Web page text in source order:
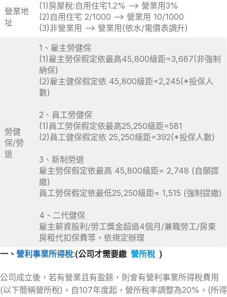
營業地
址
(1)房屋稅:自用住宅1.2% –> 營業用3%
(2)自用住宅 2/1000 –> 營業用 10/1000
(3)非營業用 –> 營業用(依水/電價表調升)
勞健
保/勞
退
1、雇主勞健保
(1)雇主勞保假定依最高45,800級距=3,687(非強制
納保)
(2)雇主健保假定依 45,800級距=2,245(*投保人
數)
2、員工勞健保
(1)員工勞保假定依最高25,250級距=581
(2)員工健保假定依 25,250級距=392(*投保人數)
3、新制勞退
雇主勞保假定依最高 45,800級距= 2,748 (自願提
繳)
員工勞保假定依最低25,250級距= 1,515 (強制提繳)
4、二代健保
雇主薪資股利/勞工獎金超過4個月/兼職勞工/房東
房租代扣保費等，依規定辦理
一、 營利事業所得稅:(公司才需要繳 營所稅 )
公司成立後，若有營業且有盈餘，則會有營利事業所得稅費用
(以下簡稱營所稅)，自107年度起，營所稅率調整為20%。(所得